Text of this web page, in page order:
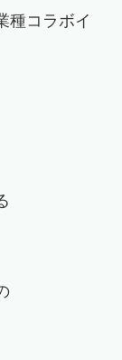
種コラボイ